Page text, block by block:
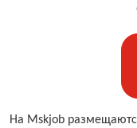
На Mskjob